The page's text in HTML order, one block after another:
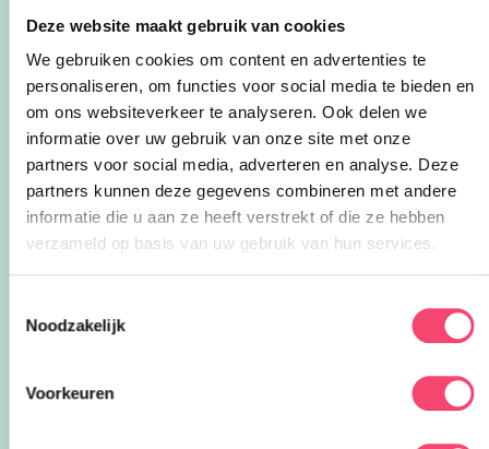
Deze website maakt gebruik van cookies
We gebruiken cookies om content en advertenties te
personaliseren, om functies voor social media te bieden en
om ons websiteverkeer te analyseren. Ook delen we
informatie over uw gebruik van onze site met onze
partners voor social media, adverteren en analyse. Deze
partners kunnen deze gegevens combineren met andere
informatie die u aan ze heeft verstrekt of die ze hebben
verzameld op basis van uw gebruik van hun services.
Noodzakelijk
Voorkeuren
Of je nu in deze regio op vakantie bent
of je wilt een dagje eropuit naar de
zoveel te beleven!
22x zomeruitjes in en om Apeldoorn,
Yes, zomervakantie! Zes heerlijke
weken geen school… tijd voor leuke
dingen! Er is deze zomer weer zoveel
te doen in en om Apeldoorn, Deventer,
Yes, de nieuwe Hotspots gids is uit! Vol
met leuke tips in en om Apeldoorn,